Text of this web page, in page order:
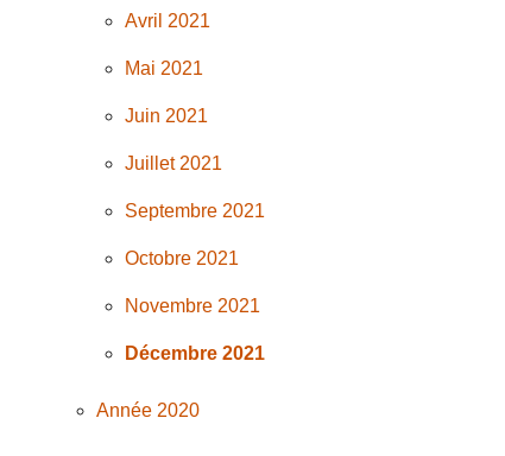
Avril 2021
Mai 2021
Juin 2021
Juillet 2021
Septembre 2021
Octobre 2021
Novembre 2021
Décembre 2021
Année 2020